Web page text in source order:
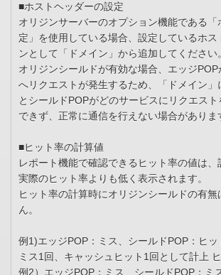
■ホストヘッダーの設定
オリジンサーバーのオプション機能である「
定」を使用している場合、設定しているホス
ンとして「ドメイン」から追加してください。
オリジンシールドが有効な場合、エッジ
へリクエストが発生するため、「ドメイン」
とシールドPOPがどのサービスにリクエス
できず、正常に通信を行えない場合がありま
■ヒット率の計算値
レポート機能で確認できるヒット率の値は、
実際のヒット率よりも低く表示されます。
ヒット率の計算時にオリジンシールドの有
ん。
例1)エッジPOP：ミス、シールドPOP：ヒ
ミス1回、キャッシュヒット1回として計上
例2）エッジPOP：ミス、シールドPOP：